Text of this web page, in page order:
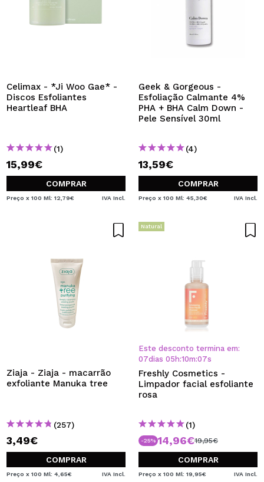
Celimax - *Ji Woo Gae* -
Discos Esfoliantes
Heartleaf BHA
(1)
15,99€
COMPRAR
Preço x 100 Ml: 12,79€ IVA Incl.
Geek & Gorgeous -
Esfoliação Calmante 4%
PHA + BHA Calm Down -
Pele Sensível 30ml
(4)
13,59€
COMPRAR
Preço x 100 Ml: 45,30€ IVA Incl.
Ziaja - Ziaja - macarrão
exfoliante Manuka tree
(257)
3,49€
COMPRAR
Preço x 100 Ml: 4,65€ IVA Incl.
Natural
Este desconto termina em:
07dias 05 h:10m:06s
Freshly Cosmetics -
Limpador facial esfoliante
rosa
(1)
-25% 14,96€19,95€
COMPRAR
Preço x 100 Ml: 19,95€ IVA Incl.